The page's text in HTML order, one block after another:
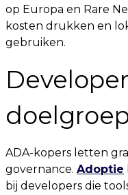
op Europa en Rare
kosten drukken en
gebruiken.
ADA-kopers letten
governance. Adoptie
bij developers die